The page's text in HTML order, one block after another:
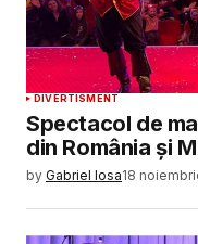
DIVERTISMENT
Spectacol de
din România și
by Gabriel Iosa18